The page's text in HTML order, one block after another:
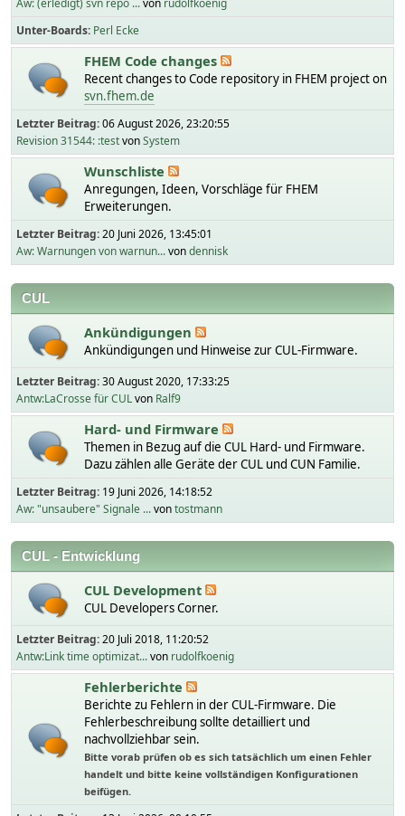
Aw: (erledigt) svn repo ...von rudolfkoenig
Unter-Boards Perl Ecke
FHEM Code changes
Recent changes to Code repository in FHEM project on
svn.fhem.de
Letzter Beitrag:06 August 2026, 23:20:55
Revision 31544: :testvonSystem
Wunschliste
Anregungen, Ideen, Vorschläge für FHEM
Erweiterungen.
Letzter Beitrag:20 Juni 2026, 13:45:01
Aw: Warnungen von warnun...vondennisk
CUL
Ankündigungen
Ankündigungen und Hinweise zur CUL-Firmware.
Letzter Beitrag:30 August 2020, 17:33:25
Antw:LaCrosse für CULvon Ralf9
Hard- und Firmware
Themen in Bezug auf die CUL Hard- und Firmware.
Dazu zählen alle Geräte der CUL und CUN Familie.
Letzter Beitrag: 19 Juni 2026, 14:18:52
Aw: "unsaubere" Signale ...vontostmann
CUL - Entwicklung
CUL Development
CUL Developers Corner.
Letzter Beitrag:20 Juli 2018, 11:20:52
Antw:Link time optimizat...von rudolfkoenig
Fehlerberichte
Berichte zu Fehlern in der CUL-Firmware. Die
Fehlerbeschreibung sollte detailliert und
nachvollziehbar sein.
Bitte vorab prüfen ob es sich tatsächlich um einen Fehler
handelt und bitte keine vollständigen Konfigurationen
beifügen.